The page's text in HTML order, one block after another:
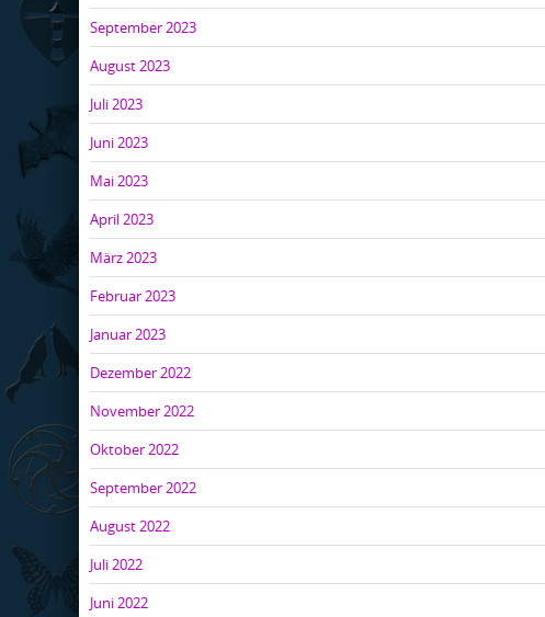
September 2023
August 2023
Juli 2023
Juni 2023
Mai 2023
April 2023
März 2023
Februar 2023
Januar 2023
Dezember 2022
November 2022
Oktober 2022
September 2022
August 2022
Juli 2022
Juni 2022